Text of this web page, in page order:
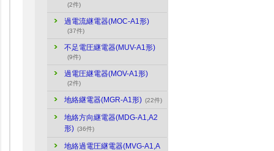
(2件)
過電流継電器(MOC-A1形)
(37件)
不足電圧継電器(MUV-A1形)
(9件)
過電圧継電器(MOV-A1形)
(2件)
地絡継電器(MGR-A1形) (22件)
地絡方向継電器(MDG-A1,A2
形) (36件)
地絡過電圧継電器(MVG-A1,A